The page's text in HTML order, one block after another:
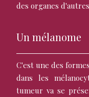
des organes
Un mélanome
C'est une des
dans les
tumeur va se